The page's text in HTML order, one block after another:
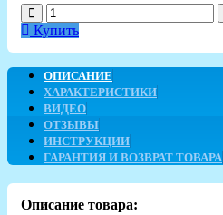
Купить
ОПИСАНИЕ
ХАРАКТЕРИСТИКИ
ВИДЕО
ОТЗЫВЫ
ИНСТРУКЦИИ
ГАРАНТИЯ И ВОЗВРАТ ТОВАРА
Описание товара: